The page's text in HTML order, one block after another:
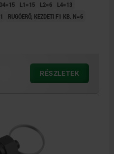
D4=15 L1=15 L2=6
L4=13
RUGÓERŐ, KEZDETI F1 KB. N=6
RÉSZLETEK